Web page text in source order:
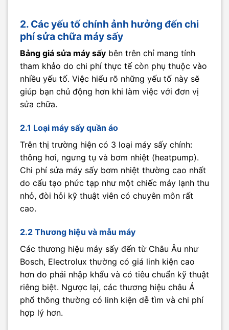
2. Các yếu tố chính ảnh hưởng đến chi
phí sửa chữa máy sấy
Bảng giá sửa máy sấy bên trên chỉ mang tính
tham khảo do chi phí thực tế còn phụ thuộc vào
nhiều yếu tố. Việc hiểu rõ những yếu tố này sẽ
giúp bạn chủ động hơn khi làm việc với đơn vị
sửa chữa.
2.1 Loại máy sấy quần áo
Trên thị trường hiện có 3 loại máy sấy chính:
thông hơi, ngưng tụ và bơm nhiệt (heatpump).
Chi phí sửa máy sấy bơm nhiệt thường cao nhất
do cấu tạo phức tạp như một chiếc máy lạnh thu
nhỏ, đòi hỏi kỹ thuật viên có chuyên môn rất
cao.
2.2 Thương hiệu và mẫu máy
Các thương hiệu máy sấy đến từ Châu Âu như
Bosch, Electrolux thường có giá linh kiện cao
hơn do phải nhập khẩu và có tiêu chuẩn kỹ thuật
riêng biệt. Ngược lại, các thương hiệu châu Á
phổ thông thường có linh kiện dễ tìm và chi phí
hợp lý hơn.